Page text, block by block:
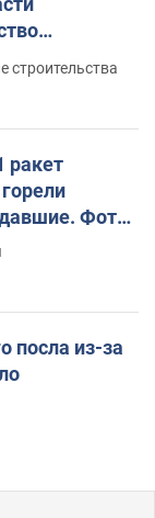
строительства
ракет
Фото
посла из-за